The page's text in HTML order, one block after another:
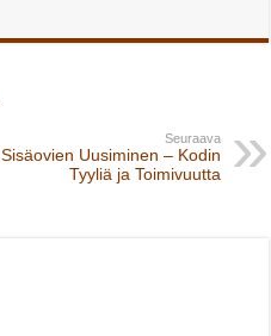
Seuraava
Sisäovien Uusiminen – Kodin
Tyyliä ja Toimivuutta